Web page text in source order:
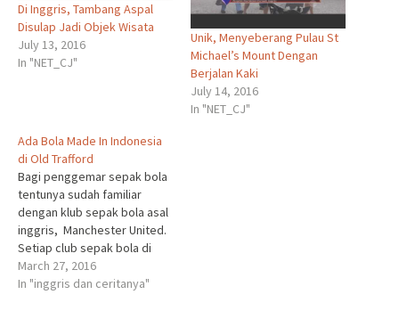
Di Inggris, Tambang Aspal
Disulap Jadi Objek Wisata
July 13, 2016
In "NET_CJ"
Unik, Menyeberang Pulau St
Michael’s Mount Dengan
Berjalan Kaki
July 14, 2016
In "NET_CJ"
Ada Bola Made In Indonesia
di Old Trafford
Bagi penggemar sepak bola
tentunya sudah familiar
dengan klub sepak bola asal
inggris, Manchester United.
Setiap club sepak bola di
Inggris menamai kandangnya
masing-masing. MU menamai
March 27, 2016
In "inggris dan ceritanya"